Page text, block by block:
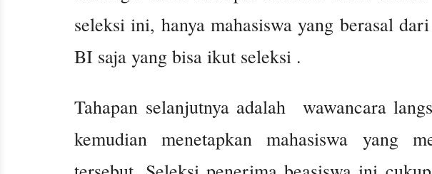
seleksi ini, hanya mahasiswa yang berasal
BI saja yang bisa ikut seleksi .
Tahapan selanjutnya adalah wawancara
kemudian menetapkan mahasiswa yang